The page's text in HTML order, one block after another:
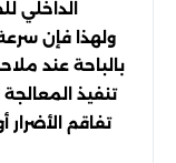
الداخلي
ولهذا فإن
بالباحة عند
تنفيذ
تفاقم الأضرار